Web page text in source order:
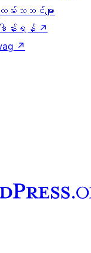
မ်းသဘင်များ
ါန်းရန် ↗
↗